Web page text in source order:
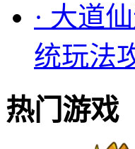
· 大道
统玩法
热门游戏